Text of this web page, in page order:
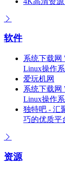
软件
系统下载网
Linux操作
爱玩机网
系统下载网
Linux操作
独特吧 - 汇
巧的优质平
资源